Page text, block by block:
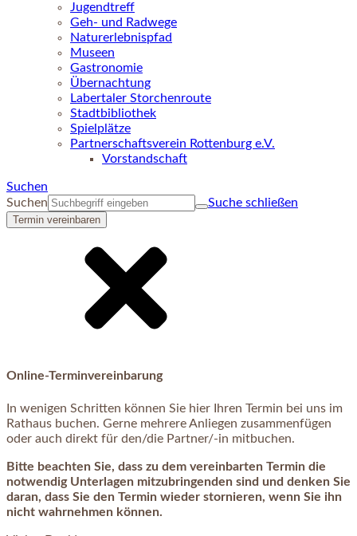
Jugendtreff
Geh- und Radwege
Naturerlebnispfad
Museen
Gastronomie
Übernachtung
Labertaler Storchenroute
Stadtbibliothek
Spielplätze
Partnerschaftsverein Rottenburg e.V.
Vorstandschaft
Suchen
Suchen
Suche schließen
Termin vereinbaren
Online-Terminvereinbarung
In wenigen Schritten können Sie hier Ihren Termin bei uns im
Rathaus buchen. Gerne mehrere Anliegen zusammenfügen
oder auch direkt für den/die Partner/-in mitbuchen.
Bitte beachten Sie, dass zu dem vereinbarten Termin die
notwendig Unterlagen mitzubringenden sind und denken Sie
daran, dass Sie den Termin wieder stornieren, wenn Sie ihn
nicht wahrnehmen können.